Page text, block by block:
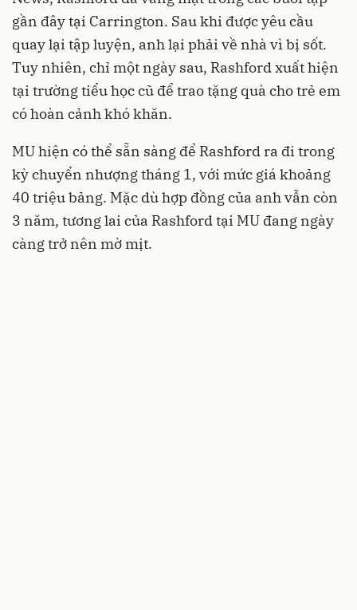
gần đây tại Carrington. Sau khi được yêu cầu
quay lại tập luyện, anh lại phải về nhà vì bị sốt.
Tuy nhiên, chỉ một ngày sau, Rashford xuất hiện
tại trường tiểu học cũ để trao tặng quà cho trẻ em
có hoàn cảnh khó khăn.
MU hiện có thể sẵn sàng để Rashford ra đi trong
kỳ chuyển nhượng tháng 1, với mức giá khoảng
40 triệu bảng. Mặc dù hợp đồng của anh vẫn còn
3 năm, tương lai của Rashford tại MU đang ngày
càng trở nên mờ mịt.